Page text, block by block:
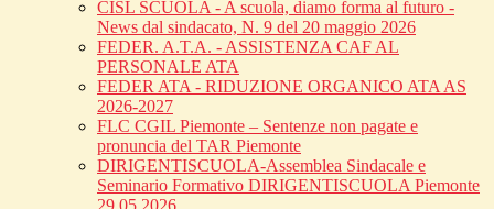
CISL SCUOLA - A scuola, diamo forma al futuro -
News dal sindacato, N. 9 del 20 maggio 2026
FEDER. A.T.A. - ASSISTENZA CAF AL
PERSONALE ATA
FEDER ATA - RIDUZIONE ORGANICO ATA AS
2026-2027
FLC CGIL Piemonte – Sentenze non pagate e
pronuncia del TAR Piemonte
DIRIGENTISCUOLA-Assemblea Sindacale e
Seminario Formativo DIRIGENTISCUOLA Piemonte